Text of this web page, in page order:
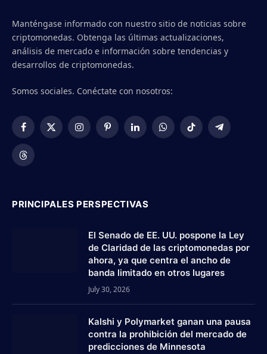
Manténgase informado con nuestro sitio de noticias sobre
criptomonedas. Obtenga las últimas actualizaciones,
análisis de mercado e información sobre tendencias y
desarrollos de criptomonedas.
Somos sociales. Conéctate con nosotros:
Facebook
X
InstagramPinterestLinkedInWhatsApp
TikTok Telegram
Threads
PRINCIPALES PERSPECTIVAS
El Senado de EE. UU. pospone la Ley
de Claridad de las criptomonedas por
ahora, ya que centra el ancho de
banda limitado en otros lugares
July 30, 2026
Kalshi y Polymarket ganan una pausa
contra la prohibición del mercado de
predicciones de Minnesota